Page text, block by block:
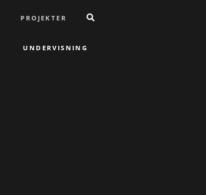
PROJEKTER
UNDERVISNING